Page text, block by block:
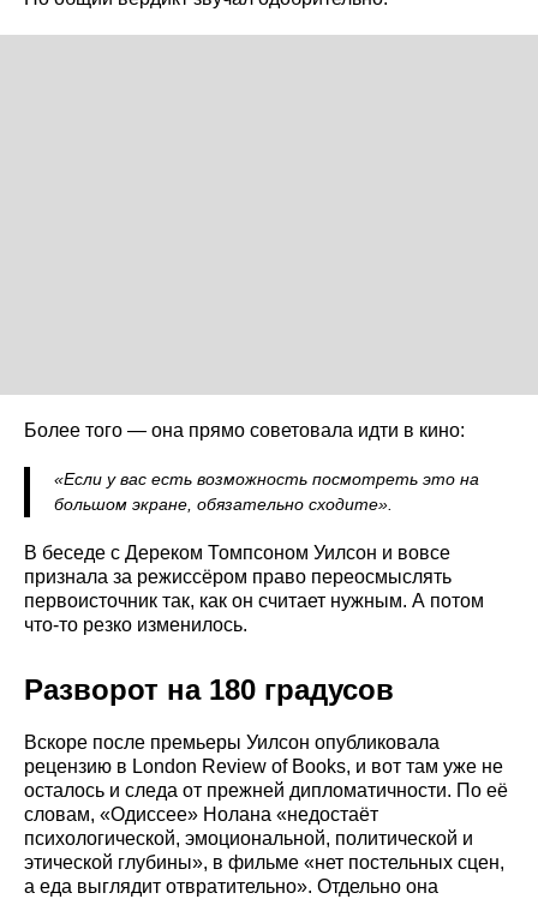
Более того — она прямо советовала идти в кино:
«Если у вас есть возможность посмотреть это на
большом экране, обязательно сходите».
В беседе с Дереком Томпсоном Уилсон и вовсе
признала за режиссёром право переосмыслять
первоисточник так, как он считает нужным. А потом
что-то резко изменилось.
Разворот на 180 градусов
Вскоре после премьеры Уилсон опубликовала
рецензию в London Review of Books, и вот там уже не
осталось и следа от прежней дипломатичности. По её
словам, «Одиссее» Нолана «недостаёт
психологической, эмоциональной, политической и
этической глубины», в фильме «нет постельных сцен,
а еда выглядит отвратительно». Отдельно она